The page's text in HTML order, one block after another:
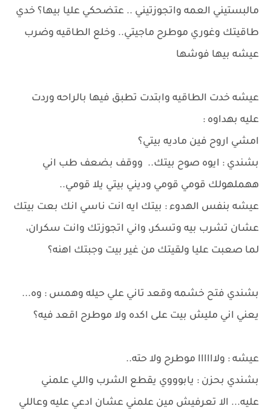
مالبستيني العمه واتجوزتيني .. عتضحكي عليا بيها؟ خدي
طاقيتك وغوري موطرح ماجيتي.. وخلع الطاقيه وضرب
عيشه بيها فوشها
عيشه خدت الطاقيه وابتدت تطبق فيها بالراحه وردت
عليه بهداوه :
امشي اروح فين ماديه بيتي؟
بشندي : ايوه صوح بيتك.. ووقف بضعف طب اني
ههملهولك قومي قومي وديني بيتي يلا قومي..
عيشه بنفس الهدوء : بيتك ايه انت ناسي انك بعت بيتك
عشان تشرب بيه وتسكر، واني اتجوزتك وانت سكران،
لما صعبت عليا ولقيتك من غير بيت وجبتك اهنه؟
بشندي فتح خشمه وقعد تاني علي حيله وهمس : وه...
يعني اني مليش بيت على اكده ولا موطرح اقعد فيه؟
عيشه : ولاااااا موطرح ولا حته..
بشندي بحزن : يابوووي يقطع الشرب واللي علمني
عليه... الا تعرفيش مين علمني عشان ادعي عليه وعاللي